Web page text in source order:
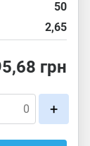
50
2,65
грн
+